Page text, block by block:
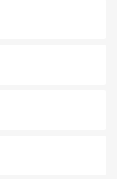
める外せないスポット